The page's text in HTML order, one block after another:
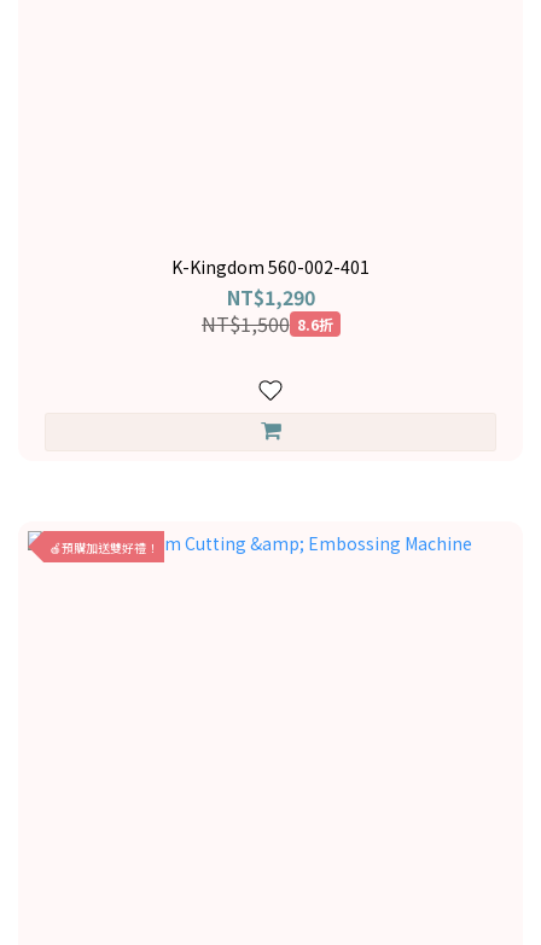
K-Kingdom 560-002-401
NT$1,290
NT$1,500 8.6折
🍎預購加送雙好禮！